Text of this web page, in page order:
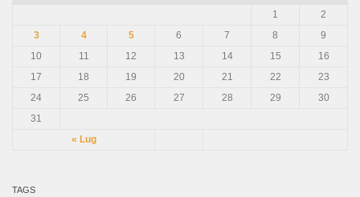
« Lug
1
2
3
4 5 6 7 8
9
10
11 12 13 14 15
16
17
18 19 20 21 22
23
24
25 26 27 28 29
30
31
TAGS